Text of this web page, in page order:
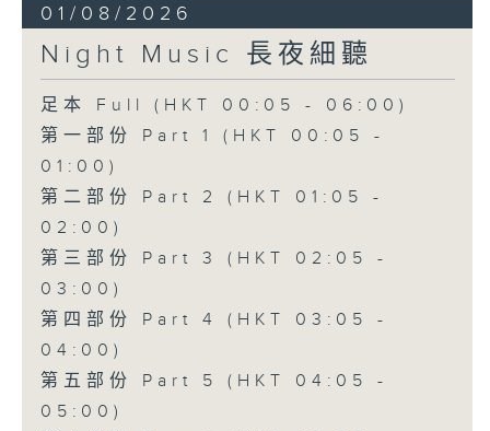
01/08/2026
Night Music 長夜細聽
足本 Full (HKT 00:05 - 06:00)
第一部份 Part 1 (HKT 00:05 -
01:00)
第二部份 Part 2 (HKT 01:05 -
02:00)
第三部份 Part 3 (HKT 02:05 -
03:00)
第四部份 Part 4 (HKT 03:05 -
04:00)
第五部份 Part 5 (HKT 04:05 -
05:00)